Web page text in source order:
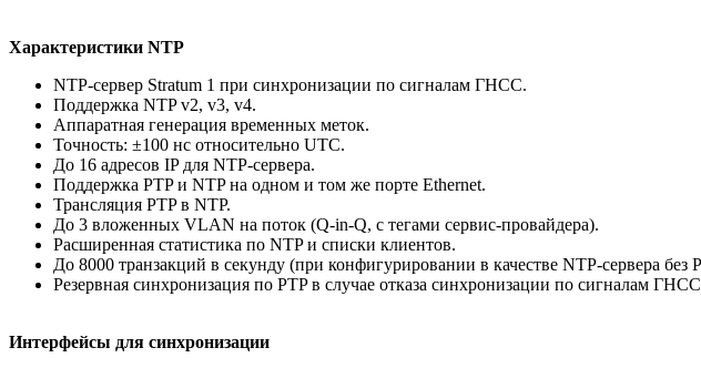
Характеристики NTP
NTP-сервер Stratum 1 при синхронизации по сигналам ГНСС.
Поддержка NTP v2, v3, v4.
Аппаратная генерация временных меток.
Точность: ±100 нс относительно UTC.
До 16 адресов IP для NTP-сервера.
Поддержка PTP и NTP на одном и том же порте Ethernet.
Трансляция PTP в NTP.
До 3 вложенных VLAN на поток (Q-in-Q, с тегами сервис-провайдера).
Расширенная статистика по NTP и списки клиентов.
До 8000 транзакций в секунду (при конфигурировании в качестве NTP-сервера без
Резервная синхронизация по PTP в случае отказа синхронизации по сигналам
Интерфейсы для синхронизации